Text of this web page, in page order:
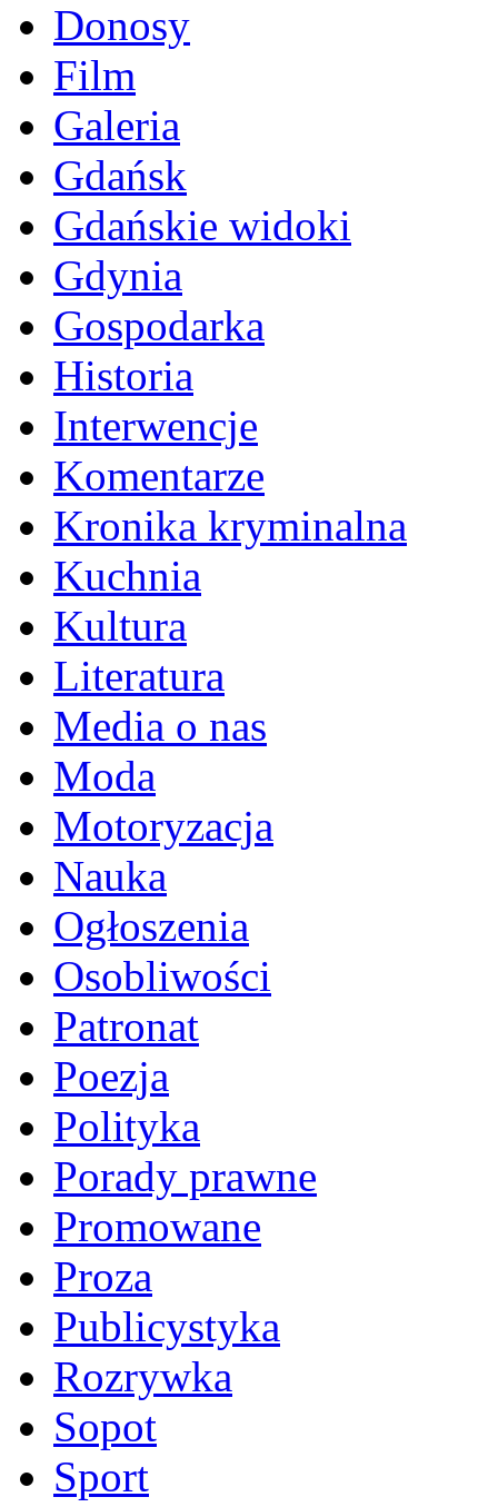
Donosy
Film
Galeria
Gdańsk
Gdańskie widoki
Gdynia
Gospodarka
Historia
Interwencje
Komentarze
Kronika kryminalna
Kuchnia
Kultura
Literatura
Media o nas
Moda
Motoryzacja
Nauka
Ogłoszenia
Osobliwości
Patronat
Poezja
Polityka
Porady prawne
Promowane
Proza
Publicystyka
Rozrywka
Sopot
Sport